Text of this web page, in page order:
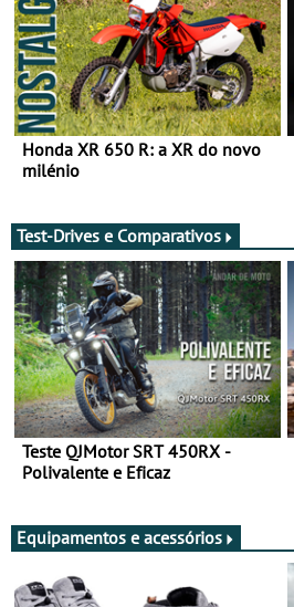
Honda XR 650 R: a XR do novo
milénio
Test-Drives e Comparativos
Teste QJMotor SRT 450RX -
Polivalente e Eficaz
Equipamentos e acessórios